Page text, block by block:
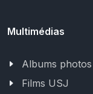
Multimédias
Albums photos
Films USJ